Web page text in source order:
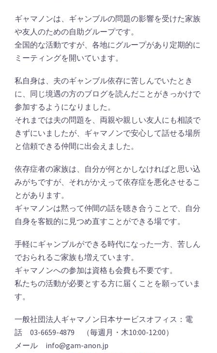
ギャマノンは、ギャンブルの問題の影響を受けた家族
や友人のための自助グループです。
全国的な活動ですが、各地にグループがあり定期的に
ミーティングを開いています。
私自身は、夫のギャンブル依存に苦しんでいたとき
に、同じ境遇の方のブログを読んだことがきっかけで
参加するようになりました。
それまでは夫の問題を、両親や親しい友人にも相談で
きずにいましたが、ギャマノンで安心して話せる場所
と信頼できる仲間に出会えました。
依存症者の家族は、自分が何とかしなければと思い込
みがちですが、それがかえって依存症を悪化させるこ
とがあります。
ギャマノンは黙って仲間の話を聴き合うことで、自分
自身を客観的に見つめ直すことができる場です。
手軽にギャンブルができる時代になった一方、苦しん
でおられるご家族も増えています。
ギャマノンへの参加は資格も会費も不要です。
私たちの活動が必要とする方に届くことを願っていま
す。
一般社団法人ギャマノン日本サービスオフィス：電
話 03-6659-4879 （毎週月・木10:00-12:00）
メール info@gam-anon.jp